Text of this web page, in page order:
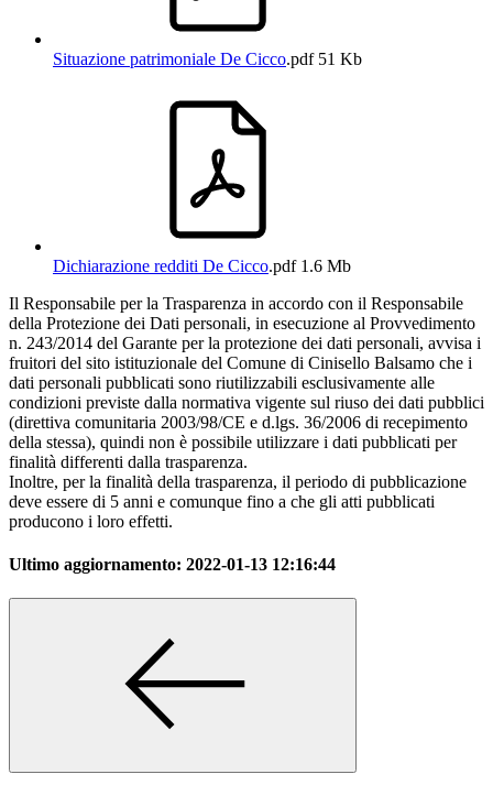
Situazione patrimoniale De Cicco.pdf51 Kb
Dichiarazione redditi De Cicco.pdf1.6 Mb
Il Responsabile per la Trasparenza in accordo con il Responsabile
della Protezione dei Dati personali, in esecuzione al Provvedimento
n. 243/2014 del Garante per la protezione dei dati personali, avvisa i
fruitori del sito istituzionale del Comune di Cinisello Balsamo che i
dati personali pubblicati sono riutilizzabili esclusivamente alle
condizioni previste dalla normativa vigente sul riuso dei dati pubblici
(direttiva comunitaria 2003/98/CE e d.lgs. 36/2006 di recepimento
della stessa), quindi non è possibile utilizzare i dati pubblicati per
finalità differenti dalla trasparenza.
Inoltre, per la finalità della trasparenza, il periodo di pubblicazione
deve essere di 5 anni e comunque fino a che gli atti pubblicati
producono i loro effetti.
Ultimo aggiornamento: 2022-01-13 12:16:44